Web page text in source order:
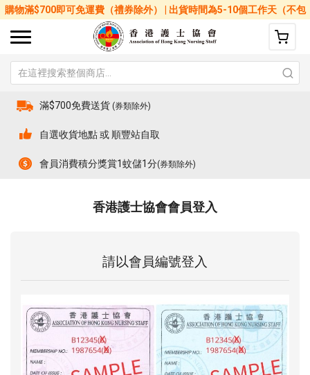
購物滿$700即可免運費（禮券除外） | 出貨時間為5-10個工作天（不包
括星期六、日及公眾假期）
滿$700免費送貨 (券類除外)
自選收貨地點 或 順豐站自取
會員消費積分獎賞1蚊儲1分(券類除外)
香港護士協會會員登入
請以會員編號登入